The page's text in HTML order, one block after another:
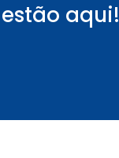
aqui!